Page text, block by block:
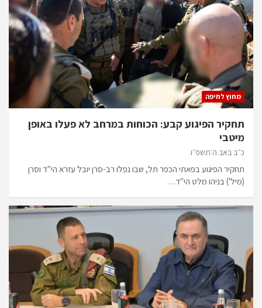
מחוץ לחיפה
תחקיר הפיגוע קבע: הכוחות במרחב לא פעלו באופן
מיטבי
כ״ב באב ה׳תשפ״ו
תחקיר הפיגוע בפאתי הכפר תל, שבו נפלו רב-סרן יובל עזרא הי"ד וסרן
(מיל') בניהו מלט הי"ד…